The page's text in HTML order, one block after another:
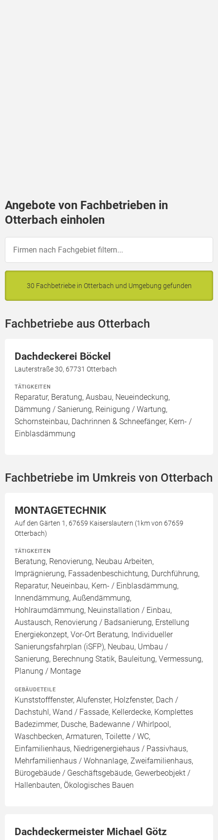
Angebote von Fachbetrieben in
Otterbach einholen
30 Fachbetriebe in Otterbach und Umgebung gefunden
Fachbetriebe aus Otterbach
Dachdeckerei Böckel
Lauterstraße 30, 67731 Otterbach
TÄTIGKEITEN
Reparatur, Beratung, Ausbau, Neueindeckung,
Dämmung / Sanierung, Reinigung / Wartung,
Schornsteinbau, Dachrinnen & Schneefänger, Kern- /
Einblasdämmung
Fachbetriebe im Umkreis von Otterbach
MONTAGETECHNIK
Auf den Gärten 1, 67659 Kaiserslautern (1km von 67659
Otterbach)
TÄTIGKEITEN
Beratung, Renovierung, Neubau Arbeiten,
Imprägnierung, Fassadenbeschichtung, Durchführung,
Reparatur, Neueinbau, Kern- / Einblasdämmung,
Innendämmung, Außendämmung,
Hohlraumdämmung, Neuinstallation / Einbau,
Austausch, Renovierung / Badsanierung, Erstellung
Energiekonzept, Vor-Ort Beratung, Individueller
Sanierungsfahrplan (iSFP), Neubau, Umbau /
Sanierung, Berechnung Statik, Bauleitung, Vermessung,
Planung / Montage
GEBÄUDETEILE
Kunststofffenster, Alufenster, Holzfenster, Dach /
Dachstuhl, Wand / Fassade, Kellerdecke, Komplettes
Badezimmer, Dusche, Badewanne / Whirlpool,
Waschbecken, Armaturen, Toilette / WC,
Einfamilienhaus, Niedrigenergiehaus / Passivhaus,
Mehrfamilienhaus / Wohnanlage, Zweifamilienhaus,
Bürogebäude / Geschäftsgebäude, Gewerbeobjekt /
Hallenbauten, Ökologisches Bauen
Dachdeckermeister Michael Götz